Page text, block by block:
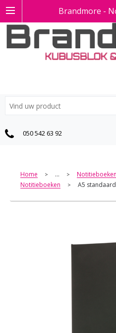
Brandmore -
050 542 63 92
Home > ... >
Notitieboeken > A5